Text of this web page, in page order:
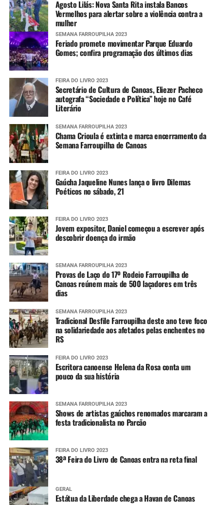
Agosto Lilás: Nova Santa Rita instala Bancos
Vermelhos para alertar sobre a violência contra a
mulher
SEMANA FARROUPILHA 2023
Feriado promete movimentar Parque Eduardo
Gomes; confira programação dos últimos dias
FEIRA DO LIVRO 2023
Secretário de Cultura de Canoas, Eliezer Pacheco
autografa “Sociedade e Política” hoje no Café
Literário
SEMANA FARROUPILHA 2023
Chama Crioula é extinta e marca encerramento da
Semana Farroupilha de Canoas
FEIRA DO LIVRO 2023
Gaúcha Jaqueline Nunes lança o livro Dilemas
Poéticos no sábado, 21
FEIRA DO LIVRO 2023
Jovem expositor, Daniel começou a escrever após
descobrir doença do irmão
SEMANA FARROUPILHA 2023
Provas de Laço do 17º Rodeio Farroupilha de
Canoas reúnem mais de 500 laçadores em três
dias
SEMANA FARROUPILHA 2023
Tradicional Desfile Farroupilha deste ano teve foco
na solidariedade aos afetados pelas enchentes no
RS
FEIRA DO LIVRO 2023
Escritora canoense Helena da Rosa conta um
pouco da sua história
SEMANA FARROUPILHA 2023
Shows de artistas gaúchos renomados marcaram a
festa tradicionalista no Parcão
FEIRA DO LIVRO 2023
38ª Feira do Livro de Canoas entra na reta final
GERAL
Estátua da Liberdade chega a Havan de Canoas